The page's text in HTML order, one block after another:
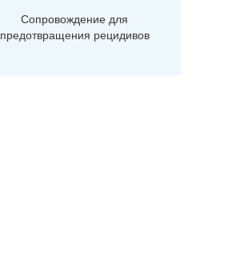
Сопровождение для
предотвращения рецидивов